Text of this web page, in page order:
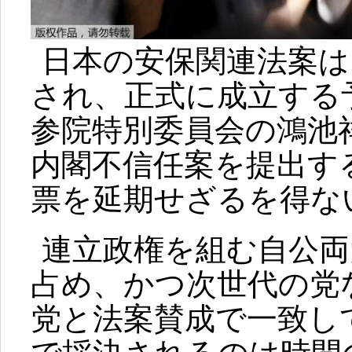
日本の安保関連法案
され、正式に成立す
参院特別委員会の鴻
内閣不信任案を提出
票を延期せざるを得
連立政権を組む自公
占め、かつ次世代の
党と法案賛成で一致